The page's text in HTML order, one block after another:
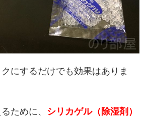
にするだけでも効果はありま
ために、 シリカゲル（除湿剤）